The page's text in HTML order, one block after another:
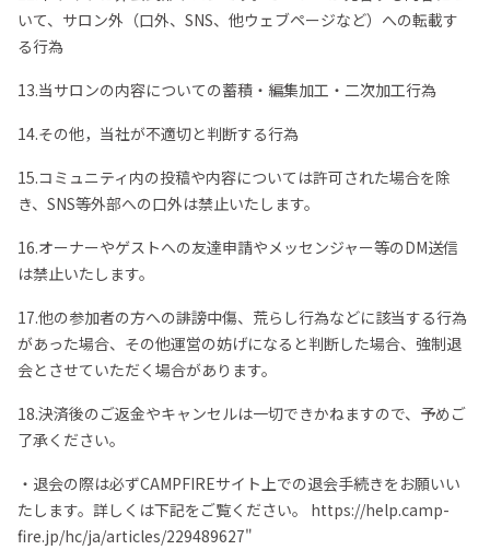
いて、サロン外（口外、SNS、他ウェブページなど）への転載す
る行為
13.当サロンの内容についての蓄積・編集加工・二次加工行為
14.その他，当社が不適切と判断する行為
15.コミュニティ内の投稿や内容については許可された場合を除
き、SNS等外部への口外は禁止いたします。
16.オーナーやゲストへの友達申請やメッセンジャー等のDM送信
は禁止いたします。
17.他の参加者の方への誹謗中傷、荒らし行為などに該当する行為
があった場合、その他運営の妨げになると判断した場合、強制退
会とさせていただく場合があります。
18.決済後のご返金やキャンセルは一切できかねますので、予めご
了承ください。
・退会の際は必ずCAMPFIREサイト上での退会手続きをお願いい
たします。詳しくは下記をご覧ください。 https://help.camp-
fire.jp/hc/ja/articles/229489627"